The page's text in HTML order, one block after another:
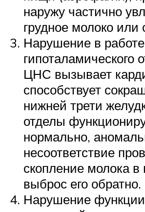
наружу частично
грудное молоко или
Нарушение в работе
гипоталамического
ЦНС вызывает
способствует
нижней трети
отделы
нормально,
несоответствие
скопление молока
выброс его обратно.
Нарушение